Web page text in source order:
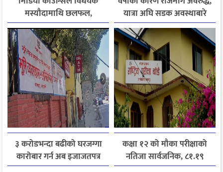
मस्यौदामाथि छलफल,
एआईदेखि पत्रकारको
लाइसेन्ससम्मका विषयमा
सुझाव
यात्रा अघि सडक अवस्थाबारे
जानकारी लिन आग्रह
३ करोडभन्दा बढीको घरजग्गा
कारोबार गर्न अब इजाजतपत्र
अनिवार्य
कक्षा १२ को मौका परीक्षाको
नतिजा सार्वजनिक, ८१.१९
प्रतिशत विद्यार्थी उत्तीर्ण